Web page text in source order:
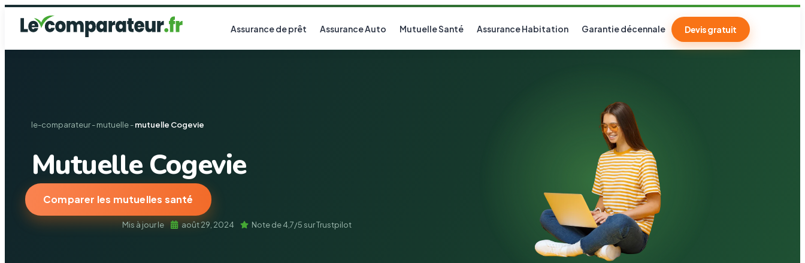
Assurance de prêt Assurance Auto Mutuelle Santé Assurance Habitation Garantie décennale Devis gratuit
le-comparateur-mutuelle-mutuelle Cogevie
Mutuelle Cogevie
Comparer les mutuelles santé
Mis à jour le août 29, 2024 Note de 4,7/5 sur Trustpilot